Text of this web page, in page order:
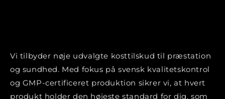
Vi tilbyder nøje udvalgte kosttilskud til præstation
og sundhed. Med fokus på svensk kvalitetskontrol
og GMP-certificeret produktion sikrer vi, at hvert
produkt holder den højeste standard for dig, som